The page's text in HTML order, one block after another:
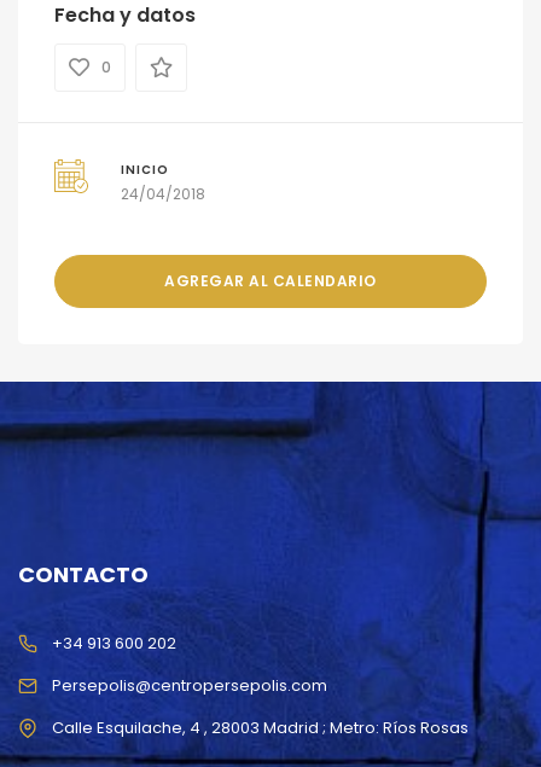
Fecha y datos
0
INICIO
24/04/2018
AGREGAR AL CALENDARIO
CONTACTO
Persepolis@centropersepolis.com
+34 913 600 202